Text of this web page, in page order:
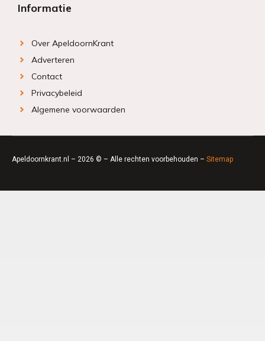
Informatie
Over ApeldoornKrant
Adverteren
Contact
Privacybeleid
Algemene voorwaarden
Apeldoornkrant.nl – 2026 © – Alle rechten voorbehouden – Sitemap